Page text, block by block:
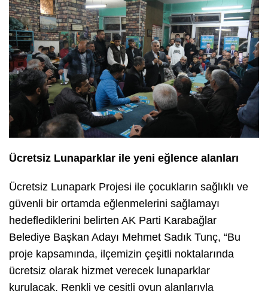
Ücretsiz Lunaparklar ile yeni eğlence alanları
Ücretsiz Lunapark Projesi ile çocukların sağlıklı ve
güvenli bir ortamda eğlenmelerini sağlamayı
hedeflediklerini belirten AK Parti Karabağlar
Belediye Başkan Adayı Mehmet Sadık Tunç, “Bu
proje kapsamında, ilçemizin çeşitli noktalarında
ücretsiz olarak hizmet verecek lunaparklar
kurulacak. Renkli ve çeşitli oyun alanlarıyla